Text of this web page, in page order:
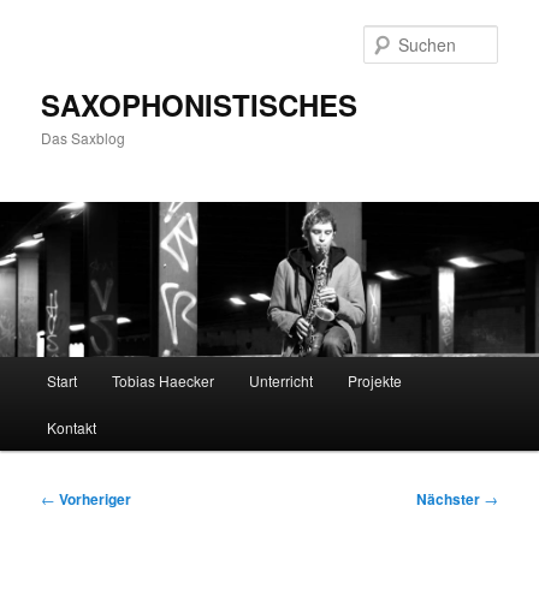
SAXOPHONISTISCHES
Das Saxblog
Start Tobias Haecker Unterricht Projekte
Kontakt
Beitragsnavigation
← Vorheriger Nächster →